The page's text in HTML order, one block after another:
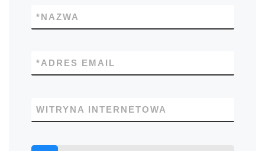
NAZWA
*
ADRES EMAIL
*
WITRYNA INTERNETOWA